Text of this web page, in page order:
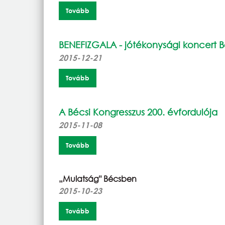
Tovább
BENEFIZGALA - jótékonysági koncert
2015-12-21
Tovább
A Bécsi Kongresszus 200. évfordulója
2015-11-08
Tovább
„Mulatság" Bécsben
2015-10-23
Tovább